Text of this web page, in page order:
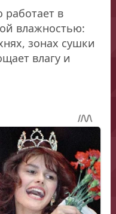
в
влажностью:
зонах сушки
влагу и